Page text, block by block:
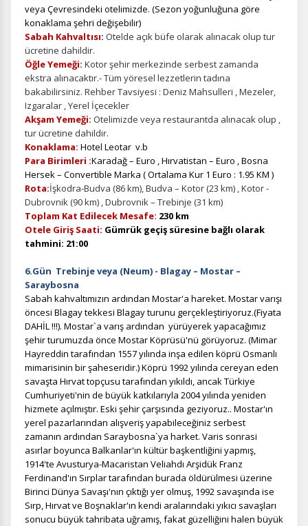
İstatistik Çerezleri
Ziyaretçilerin siteyi nasıl kullandığını anonim olarak
ölçeriz. Hangi sayfaların popüler olduğunu ve
kullanıcıların nerede zorluk yaşadığını anlamamıza
yardımcı olur.
Pazarlama Çerezleri
Size ve ilgi alanlarınıza uygun reklamlar göstermek için
kullanılır. Kapatırsanız reklamları görmeye devam
edersiniz, ancak daha az alakalı olabilirler.
Tercihleri Kaydet
veya Çevresindeki otelimizde. (Sezon yoğunluğuna göre
konaklama şehri değişebilir)
Sabah Kahvaltısı: Otelde açık büfe olarak alınacak olup tur
ücretine dahildir.
Öğle Yemeği: Kotor şehir merkezinde serbest zamanda
ekstra alınacaktır.-Tüm yöresel lezzetlerin tadına
bakabilirsiniz. Rehber Tavsiyesi : Deniz Mahsulleri , Mezeler,
Izgaralar , Yerel İçecekler
Akşam Yemeği: Otelimizde veya restaurantda alınacak olup ,
tur ücretine dahildir.
Konaklama: Hotel Leotar v.b
Para Birimleri :Karadağ – Euro , Hırvatistan – Euro , Bosna
Hersek – Convertible Marka ( Ortalama Kur 1 Euro : 1.95 KM )
Rota:İşkodra-Budva (86 km), Budva – Kotor (23 km) , Kotor -
Dubrovnik (90 km) , Dubrovnik – Trebinje (31 km)
Toplam Kat Edilecek Mesafe: 230 km
Otele Giriş Saati: Gümrük geçiş süresine bağlı olarak
tahmini: 21:00
6.Gün Trebinjeveya (Neum) - Blagay – Mostar –
Saraybosna
Sabah kahvaltımızın ardından Mostar'a hareket. Mostar varışı
öncesi Blagay tekkesi Blagay turunu gerçekleştiriyoruz.(Fiyata
DAHİL !!!). Mostar`a varış ardından yürüyerek yapacağımız
şehir turumuzda önce Mostar Köprüsü'nü görüyoruz. (Mimar
Hayreddin tarafından 1557 yılında inşa edilen köprü Osmanlı
mimarisinin bir şaheseridir.) Köprü 1992 yılında cereyan eden
savaşta Hırvat topçusu tarafından yıkıldı, ancak Türkiye
Cumhuriyeti'nin de büyük katkılarıyla 2004 yılında yeniden
hizmete açılmıştır. Eski şehir çarşısında geziyoruz.. Mostar'ın
yerel pazarlarından alışveriş yapabileceğiniz serbest
zamanın ardından Saraybosna`ya harket. Varis sonrasi
asırlar boyunca Balkanlar'ın kültür başkentliğini yapmış,
1914'te Avusturya-Macaristan Veliahdı Arşidük Franz
Ferdinand'ın Sırplar tarafından burada öldürülmesi üzerine
Birinci Dünya Savaşı'nın çıktığı yer olmuş, 1992 savaşında ise
Sırp, Hırvat ve Boşnaklar'ın kendi aralarındaki yıkıcı savaşları
sonucu büyük tahribata uğramış, fakat güzelliğini halen büyük